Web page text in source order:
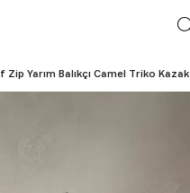
Zip Yarım Balıkçı Camel Triko Kazak